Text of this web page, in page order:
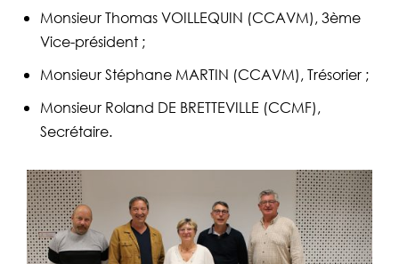
Monsieur Thomas VOILLEQUIN (CCAVM), 3ème
Vice-président ;
Monsieur Stéphane MARTIN (CCAVM), Trésorier ;
Monsieur Roland DE BRETTEVILLE (CCMF),
Secrétaire.